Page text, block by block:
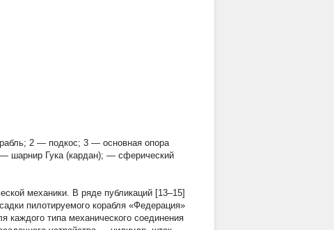
2 — подкос; 3 — основная опора
шарнир Гука (кардан); — сферический
механики. В ряде публикаций [13–15]
пилотируемого корабля «Федерация»
каждого типа механического соединения